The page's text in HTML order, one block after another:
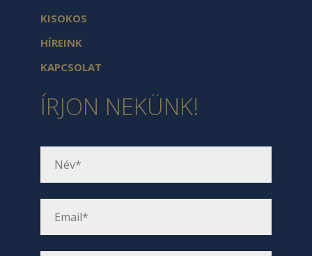
KISOKOS
HÍREINK
KAPCSOLAT
ÍRJON NEKÜNK!